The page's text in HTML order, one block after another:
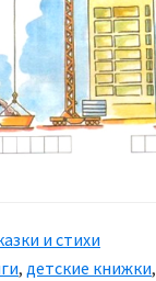
и стихи
, детские книжки,